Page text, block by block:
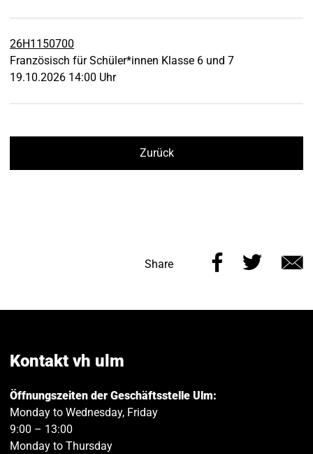
26H1150700
Französisch für Schüler*innen Klasse 6 und 7
19.10.2026 14:00 Uhr
Zurück
Share
Share
page
Share
page
Kontakt vh ulm
Öffnungszeiten der Geschäftsstelle Ulm:
Monday to Wednesday, Friday
9:00 – 13:00
Monday to Thursday